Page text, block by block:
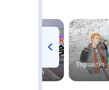
直会 2nd season
Trignalのキ